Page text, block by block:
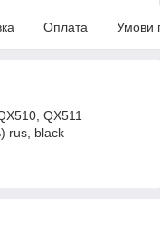
Оплата Умови
QX511
rus, black